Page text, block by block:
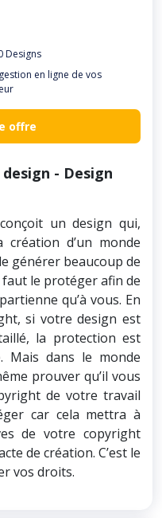
Designs
en ligne de vos
offre
design - Design
un design qui,
d’un monde
générer beaucoup de
le protéger afin de
qu’à vous. En
si votre design est
la protection est
Mais dans le monde
prouver qu’il vous
de votre travail
car cela mettra à
de votre copyright
de création. C’est le
vos droits.